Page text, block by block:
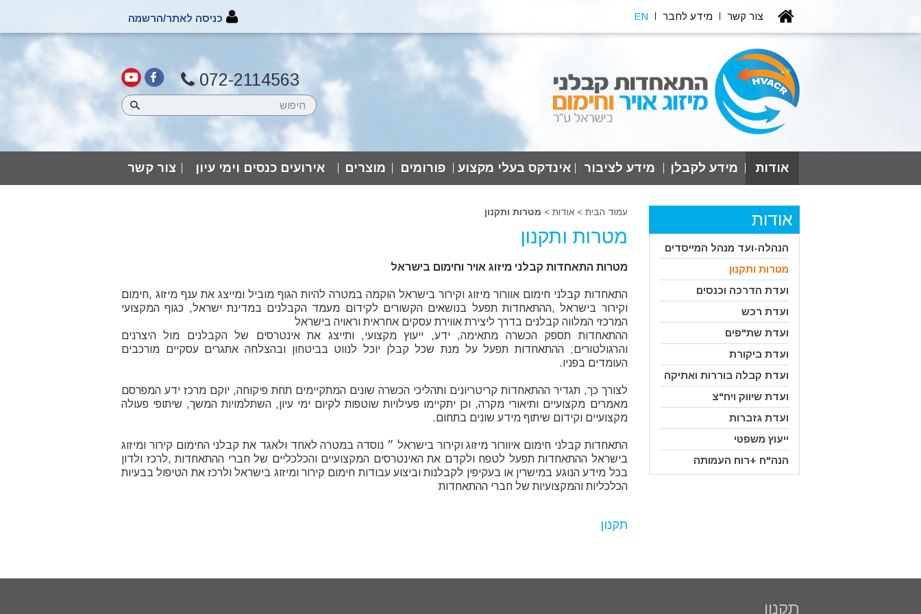
צור קשר מידע לחבר EN כניסה לאתר/הרשמה
072-2114563
אודות מידע לקבלן מידע לציבור אינדקס בעלי מקצוע פורומים מוצרים אירועים כנסים וימי עיון צור קשר
עמוד הבית >אודות > מטרות ותקנון
מטרות ותקנון
מטרות התאחדות קבלני מיזוג אויר וחימום בישראל
התאחדות קבלני חימום אוורור מיזוג וקירור בישראל הוקמה במטרה להיות הגוף מוביל ומייצג את ענף מיזוג ,חימום
וקירור בישראל ,ההתאחדות תפעל בנושאים הקשורים לקידום מעמד הקבלנים במדינת ישראל, כגוף המקצועי
המרכזי המלווה קבלנים בדרך ליצירת אווירת עסקים אחראית וראויה בישראל
ההתאחדות תספק הכשרה מתאימה, ידע, ייעוץ מקצועי, ותייצג את אינטרסים של הקבלנים מול היצרנים
והרגולטורים; ההתאחדות תפעל על מנת שכל קבלן יוכל לנווט בביטחון ובהצלחה אתגרים עסקיים מורכבים
העומדים בפניו.
לצורך כך, תגדיר ההתאחדות קריטריונים ותהליכי הכשרה שונים המתקיימים תחת פיקוחה, יוקם מרכז ידע המפרסם
מאמרים מקצועיים ותיאורי מקרה, וכן יתקיימו פעילויות שוטפות לקיום ימי עיון, השתלמויות המשך, שיתופי פעולה
מקצועיים וקידום שיתוף מידע שונים בתחום.
התאחדות קבלני חימום איוורור מיזוג וקירור בישראל ״ נוסדה במטרה לאחד ולאגד את קבלני החימום קירור ומיזוג
בישראל ההתאחדות תפעל לטפח ולקדם את האינטרסים המקצועיים והכלכליים של חברי ההתאחדות ,לרכז ולדון
בכל מידע הנוגע במישרין או בעקיפין לקבלנות וביצוע עבודות חימום קירור ומיזוג בישראל ולרכז את הטיפול בבעיות
הכלכליות והמקצועיות של חברי ההתאחדות
תקנון
אודות
הנהלה-ועד מנהל המייסדים
מטרות ותקנון
ועדת הדרכה וכנסים
ועדת רכש
ועדת שת"פים
ועדת ביקורת
ועדת קבלה בוררות ואתיקה
ועדת שיווק ויח"צ
ועדת גזברות
ייעוץ משפטי
הנה"ח +רוח העמותה
תקנון